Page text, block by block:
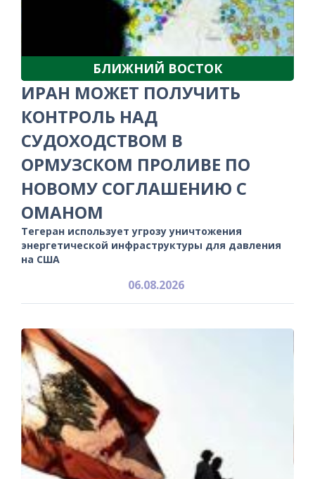
БЛИЖНИЙ ВОСТОК
ИРАН МОЖЕТ ПОЛУЧИТЬ
КОНТРОЛЬ НАД
СУДОХОДСТВОМ В
ОРМУЗСКОМ ПРОЛИВЕ ПО
НОВОМУ СОГЛАШЕНИЮ С
ОМАНОМ
Тегеран использует угрозу уничтожения
энергетической инфраструктуры для давления
на США
06.08.2026